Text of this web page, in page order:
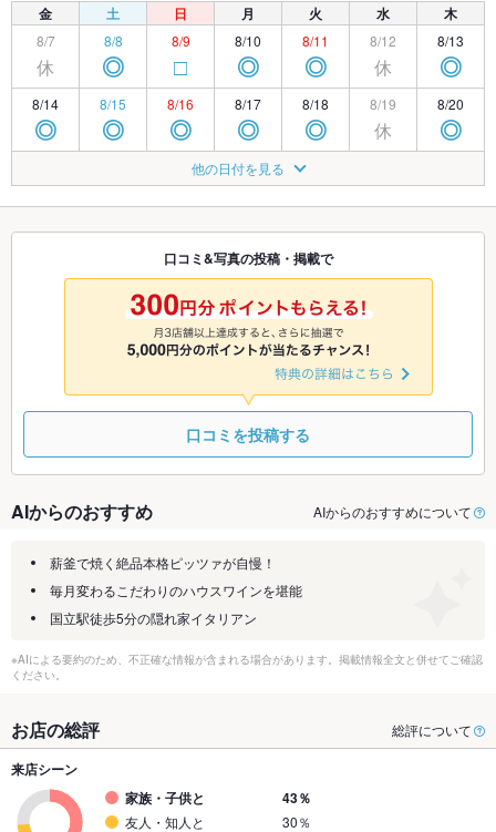
金 土 日 月 火 水 木
8/7
休
8/8
◎
8/9
□
8/10
◎
8/11
◎
8/12
休
8/13
◎
8/14
◎
8/15
◎
8/16
◎
8/17
◎
8/18
◎
8/19
休
8/20
◎
◎ □
8/23
◎
8/24
◎
8/25
◎ 休 ◎
8/28 8/29 8/30
◎
8/31
◎
9/1
◎
9/2 9/3
9/6
◎ ◎ ◎
他の日付を見る
口コミ&写真の投稿・掲載で
口コミを投稿する
AIからのおすすめ AIからのおすすめについて
薪釜で焼く絶品本格ピッツァが自慢！
毎月変わるこだわりのハウスワインを堪能
国立駅徒歩5分の隠れ家イタリアン
※AIによる要約のため、不正確な情報が含まれる場合があります。掲載情報全文と併せてご確認
ください。
お店の総評 総評について
来店シーン
家族・子供と
43％
友人・知人と
30％